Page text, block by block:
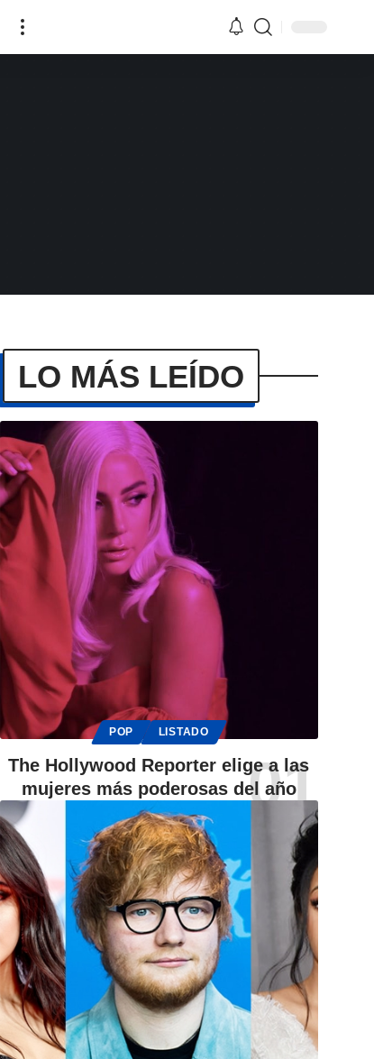
LO MÁS LEÍDO
POP LISTADO
The Hollywood Reporter elige a las
mujeres más poderosas del año